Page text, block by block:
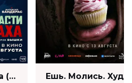
Во власти страха (18+)